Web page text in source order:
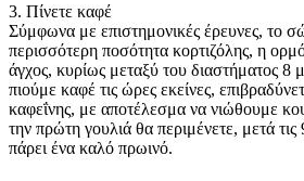
3. Πίνετε καφέ
Σύμφωνα με επιστημονικές έρευνες, το
περισσότερη ποσότητα κορτιζόλης, η
άγχος, κυρίως μεταξύ του διαστήματος 8
πιούμε καφέ τις ώρες εκείνες,
καφεΐνης, με αποτέλεσμα να νιώθουμε
την πρώτη γουλιά θα περιμένετε, μετά
πάρει ένα καλό πρωινό.